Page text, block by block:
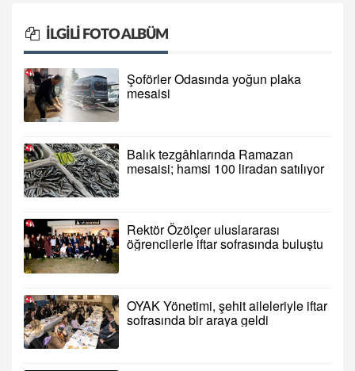
İLGILI FOTO ALBÜM
Şoförler Odasında yoğun plaka
mesaisi
Balık tezgâhlarında Ramazan
mesaisi; hamsi 100 liradan satılıyor
Rektör Özölçer uluslararası
öğrencilerle iftar sofrasında buluştu
OYAK Yönetimi, şehit aileleriyle iftar
sofrasında bir araya geldi